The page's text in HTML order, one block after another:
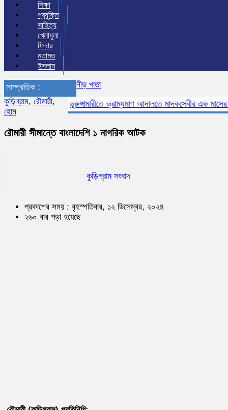
শিক্ষা
প্রযুক্তি
সাহিত্য
খেলাধুলা
ফিচার
মতামত
ইসলাম
সাম্প্রতিক :
ভূরুঙ্গামারীতে ভ্রাম্যমাণ আদালতে মাদকসেবীর এক মাসের
নীড় পাতা
কুড়িগ্রাম, রৌমারী,
হোম
রৌমারী সীমান্তে বাংলাদেশি ১ নাগরিক আটক
কুড়িগ্রাম সংবাদ
প্রকাশের সময় : বৃহস্পতিবার, ১২ ডিসেম্বর, ২০২৪
২৬০ বার পড়া হয়েছে